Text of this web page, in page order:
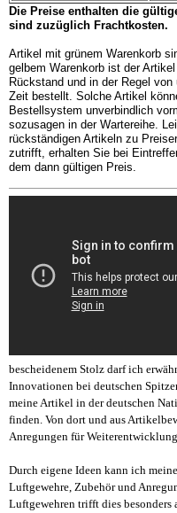
Die Preise enthalten die
sind zuzüglich Frachtkosten.
Artikel mit grünem Warenkorb
gelbem Warenkorb ist der
Rückstand und in der Regel
Zeit bestellt. Solche Artikel
Bestellsystem unverbindlich
sozusagen in der Wartereihe.
rückständigen Artikeln zu
zutrifft, erhalten Sie bei
dem dann gültigen Preis.
bescheidenem Stolz darf ich
Innovationen bei deutschen
meine Artikel in der deutschen
finden. Von dort und aus
Anregungen für
Durch eigene Ideen kann ich
Luftgewehre, Zubehör und
Luftgewehren trifft dies